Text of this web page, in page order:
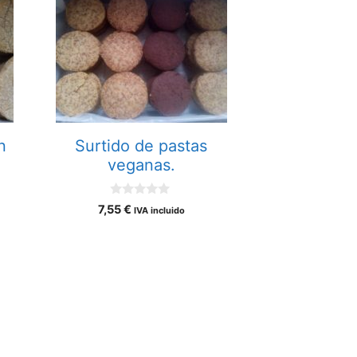
Surtido de pastas
veganas.
0
d
7,55€ IVA incluido